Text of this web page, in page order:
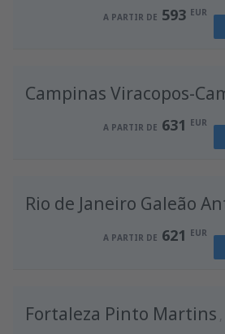
A PARTIR DE 593 EUR
A PARTIR DE 593EUR
Porto, Francisco Sá
Campinas Viracopos-
A PARTIR DE 631 EUR
A PARTIR DE 621 EUR
Fortaleza Pinto Martins